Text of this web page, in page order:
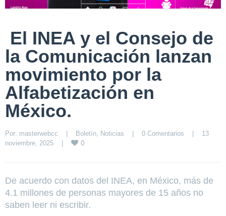
El INEA y el Consejo de
la Comunicación lanzan
movimiento por la
Alfabetización en
México.
Por: masterwebcc | Boletín Noticias | 0 Comentarios |
13
noviembre, 2025 | 0
De acuerdo con datos del INEA, en México, más de
4.1 millones de personas mayores de 15 años no
saben leer ni escribir.